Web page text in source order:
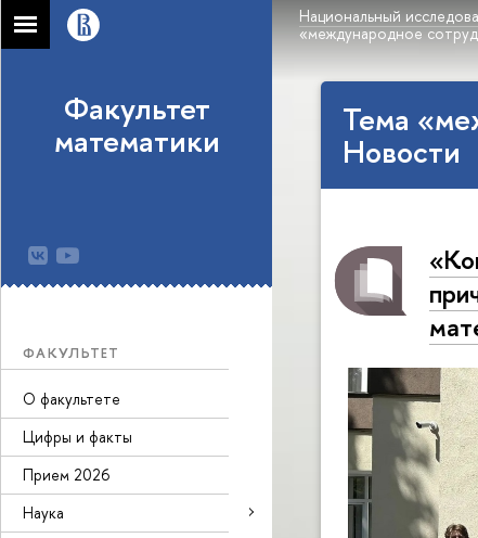
Национальный
«международное
Факультет
математики
ФАКУЛЬТЕТ
О факультете
Цифры и факты
Прием 2026
Наука
Тема
Новости